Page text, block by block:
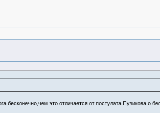
бесконечно,чем это отличается от постулата Пузикова о